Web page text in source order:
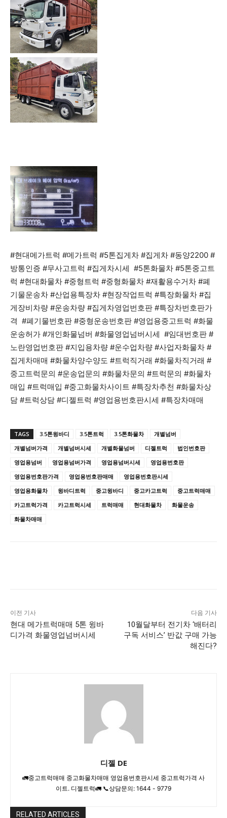
#현대메가트럭 #메가트럭 #5톤집게차 #집게차 #동양2200 #
방통인증 #무사고트럭 #집게차시세 #5톤화물차 #5톤중고트
럭 #현대화물차 #중형트럭 #중형화물차 #재활용수거차 #폐
기물운송차 #산업용특장차 #현장작업트럭 #특장화물차 #집
게장비차량 #운송차량 #집게차영업번호판 #특장차번호판가
격 #폐기물번호판 #중형운송번호판 #영업용중고트럭 #화물
운송허가 #개인화물넘버 #화물영업넘버시세 #임대번호판 #
노란영업번호판 #지입용차량 #운수업차량 #사업자화물차 #
집게차매매 #화물차양수양도 #트럭직거래 #화물차직거래 #
중고트럭문의 #운송업문의 #화물차문의 #트럭문의 #화물차
매입 #트럭매입 #중고화물차사이트 #특장차추천 #화물차상
담 #트럭상담 #디젤트럭 #영업용번호판시세 #특장차매매
TAGS 3.5톤윙바디 3.5톤트럭 3.5톤화물차
개별넘버
개별넘버가격
개별넘버시세 개별화물넘버 디젤트럭
법인번호판
영업용넘버
영업용넘버가격 영업용넘버시세
영업용번호판
영업용번호판가격
영업용번호판매매
영업용번호판시세
영업용화물차
윙바디트럭 중고윙바디 중고카고트럭
중고트럭매매
카고트럭가격
카고트럭시세 트럭매매 현대화물차
화물운송
화물차매매
이전 기사
현대 메가트럭매매 5톤 윙바
디가격 화물영업넘버시세
다음 기사
10월달부터 전기차 ‘배터리
구독 서비스’ 반값 구매 가능
해진다?
디젤 DE
🚛중고트럭매매 중고화물차매매 영업용번호판시세 중고트럭가격 사
이트. 디젤트럭🚛 📞상담문의: 1644 - 9779
RELATED ARTICLES